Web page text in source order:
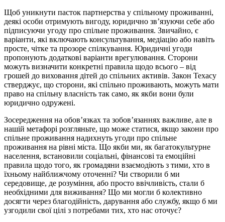
Щоб уникнути пасток партнерства у спільному проживанні,
деякі особи отримують вигоду, юридично зв’язуючи себе або
підписуючи угоду про спільне проживання. Звичайно, є
варіанти, які включають консультування, медіацію або навіть
просте, чітке та прозоре спілкування. Юридичні угоди
пропонують додаткові варіанти врегулювання. Сторони
можуть визначити конкретні правила щодо всього – від
грошей до виховання дітей до спільних активів. Закон Техасу
стверджує, що сторони, які спільно проживають, можуть мати
право на спільну власність так само, як якби вони були
юридично одружені.
Зосередження на обов’язках та зобов’язаннях важливе, але в
нашій метафорі розгляньте, що може статися, якщо закони про
спільне проживання надихнуть угоди про спільне
проживання на рівні міста. Що якби ми, як багатокультурне
населення, встановили соціальні, фінансові та емоційні
правила щодо того, як громадяни взаємодіють з тими, хто в
їхньому найближчому оточенні? Чи створили б ми
середовище, де розуміння, або просто ввічливість, стали б
необхідними для виживання? Що ми могли б колективно
досягти через благодійність, дарування або службу, якщо б ми
узгодили свої цілі з потребами тих, хто нас оточує?